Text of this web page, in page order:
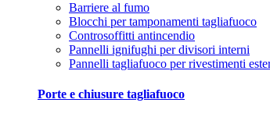
Barriere al fumo
Blocchi per tamponamenti tagliafuoco
Controsoffitti antincendio
Pannelli ignifughi per divisori interni
Pannelli tagliafuoco per rivestimenti
Porte e chiusure tagliafuoco